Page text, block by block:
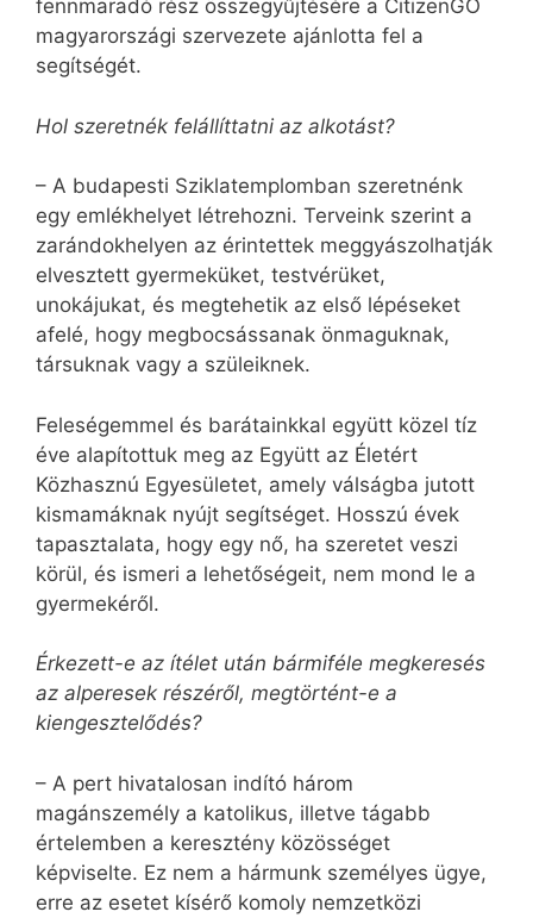
fennmaradó rész összegyűjtésére a CitizenGO
magyarországi szervezete ajánlotta fel a
segítségét.
Hol szeretnék felállíttatni az alkotást?
– A budapesti Sziklatemplomban szeretnénk
egy emlékhelyet létrehozni. Terveink szerint a
zarándokhelyen az érintettek meggyászolhatják
elvesztett gyermeküket, testvérüket,
unokájukat, és megtehetik az első lépéseket
afelé, hogy megbocsássanak önmaguknak,
társuknak vagy a szüleiknek.
Feleségemmel és barátainkkal együtt közel tíz
éve alapítottuk meg az Együtt az Életért
Közhasznú Egyesületet, amely válságba jutott
kismamáknak nyújt segítséget. Hosszú évek
tapasztalata, hogy egy nő, ha szeretet veszi
körül, és ismeri a lehetőségeit, nem mond le a
gyermekéről.
Érkezett-e az ítélet után bármiféle megkeresés
az alperesek részéről, megtörtént-e a
kiengesztelődés?
– A pert hivatalosan indító három
magánszemély a katolikus, illetve tágabb
értelemben a keresztény közösséget
képviselte. Ez nem a hármunk személyes ügye,
erre az esetet kísérő komoly nemzetközi